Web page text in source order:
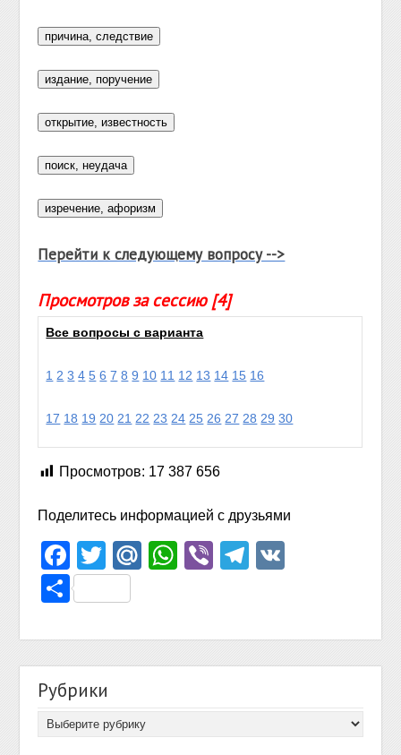
Перейти к следующему вопросу -->
Просмотров за сессию [4]
Все вопросы с варианта
1 2 3 4 5 6 7 8 9 10 11 12 13 14 15 16
17 18 19 20 21 22 23 24 25 26 27 28 29 30
Просмотров: 17 387 656
Поделитесь информацией с друзьями
Facebook
TwitterMail.Ru
WhatsApp
ViberTelegram
Отправить
Рубрики